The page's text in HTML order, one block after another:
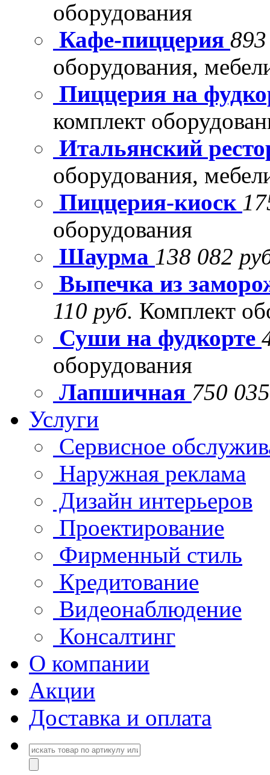
оборудования
Кафе-пиццерия
оборудования,
Пиццерия на
комплект
Итальянский
оборудования,
Пиццерия-киоск
оборудования
Шаурма 138 082
Выпечка из
110 руб. Комплект
Суши на фудкорте
оборудования
Лапшичная 750
Услуги
Сервисное
Наружная реклама
Дизайн интерьеров
Проектирование
Фирменный стиль
Кредитование
Видеонаблюдение
Консалтинг
О компании
Акции
Доставка и оплата